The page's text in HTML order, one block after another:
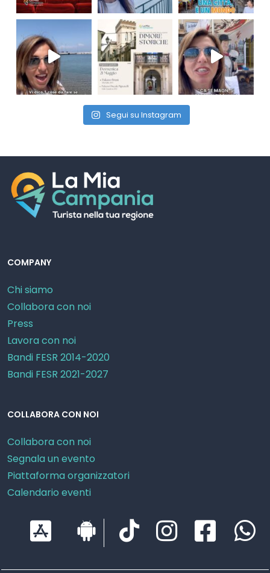
Segui su Instagram
COMPANY
Chi siamo
Collabora con noi
Press
Lavora con noi
Bandi FESR 2014-2020
Bandi FESR 2021-2027
COLLABORA CON NOI
Collabora con noi
Segnala un evento
Piattaforma organizzatori
Calendario eventi